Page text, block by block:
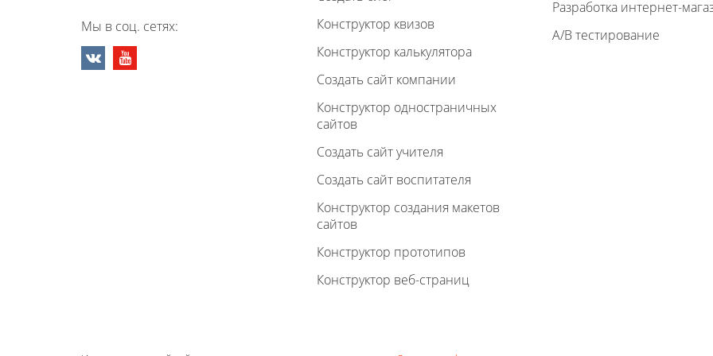
Мы в соц. сетях:
Конструктор квизов
Конструктор калькулятора
Создать сайт компании
Конструктор одностраничных
сайтов
Создать сайт учителя
Создать сайт воспитателя
Конструктор создания макетов
сайтов
Конструктор прототипов
Конструктор веб-страниц
Разработка интернет-
A/B тестирование